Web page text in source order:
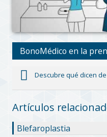
BonoMédico en la
Descubre qué dicen
Artículos
Blefaroplastia